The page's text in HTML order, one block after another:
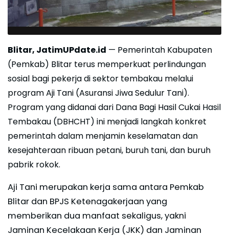
Blitar, JatimUPdate.id — Pemerintah Kabupaten
(Pemkab) Blitar terus memperkuat perlindungan
sosial bagi pekerja di sektor tembakau melalui
program Aji Tani (Asuransi Jiwa Sedulur Tani).
Program yang didanai dari Dana Bagi Hasil Cukai Hasil
Tembakau (DBHCHT) ini menjadi langkah konkret
pemerintah dalam menjamin keselamatan dan
kesejahteraan ribuan petani, buruh tani, dan buruh
pabrik rokok.
Aji Tani merupakan kerja sama antara Pemkab
Blitar dan BPJS Ketenagakerjaan yang
memberikan dua manfaat sekaligus, yakni
Jaminan Kecelakaan Kerja (JKK) dan Jaminan